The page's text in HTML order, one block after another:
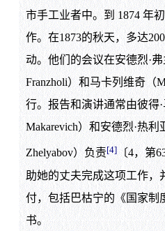
市手工业者中。到 1874 年
作。在1873的秋天，多达
动。他们的会议在安德烈·
Franzholi）和马卡列维奇（
行。报告和演讲通常由彼得
Makarevich）和安德烈·热利
Zhelyabov）负责[4]〔4，第
助她的丈夫完成这项工作，
付，包括巴枯宁的《国家制
书。